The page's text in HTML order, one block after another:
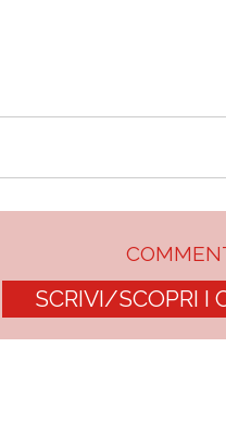
SCRIVI/SCOPRI I